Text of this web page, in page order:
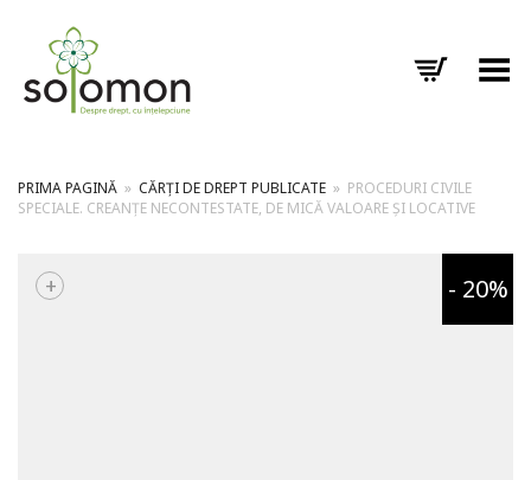
Toggle Menu
PRIMA PAGINĂ » CĂRȚI DE DREPT PUBLICATE » PROCEDURI CIVILE
SPECIALE. CREANȚE NECONTESTATE, DE MICĂ VALOARE ȘI LOCATIVE
- 20%
+